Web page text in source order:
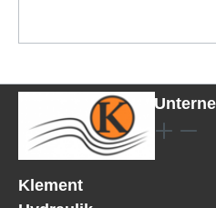
Klement